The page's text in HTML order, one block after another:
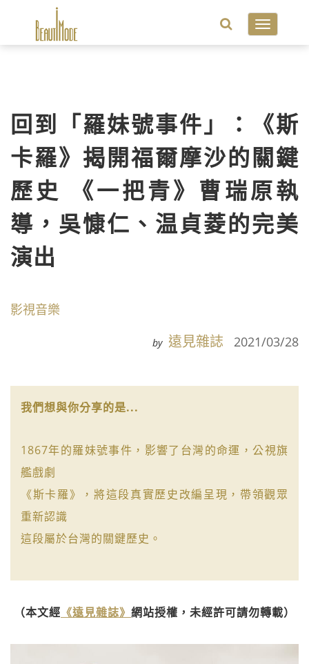
Toggle
回到「羅妹號事件」：《斯
卡羅》揭開福爾摩沙的關鍵
歷史 《一把青》曹瑞原執
導，吳慷仁、温貞菱的完美
演出
影視音樂
by 遠見雜誌 2021/03/28
我們想與你分享的是...
1867年的羅妹號事件，影響了台灣的命運，公視旗
艦戲劇
《斯卡羅》，將這段真實歷史改編呈現，帶領觀眾
重新認識
這段屬於台灣的關鍵歷史。
（本文經 《遠見雜誌》 網站授權，未經許可請勿轉載）